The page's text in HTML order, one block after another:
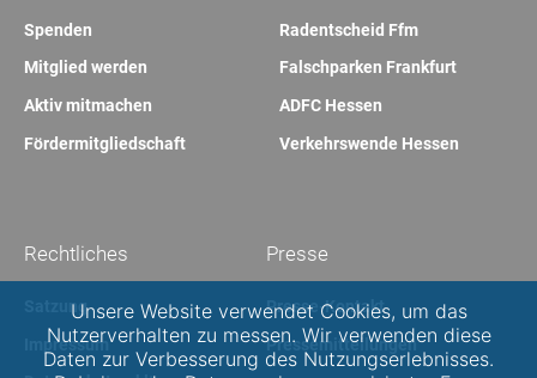
Radentscheid Ffm
Falschparken Frankfurt
ADFC Hessen
Verkehrswende Hessen
Spenden
Mitglied werden
Aktiv mitmachen
Fördermitgliedschaft
Presse
Presse-Kontakt
Pressemitteilungen
Rechtliches
Satzung
Impressum
Unsere Website verwendet Cookies, um das
Nutzerverhalten zu messen. Wir verwenden diese
Daten zur Verbesserung des Nutzungserlebnisses.